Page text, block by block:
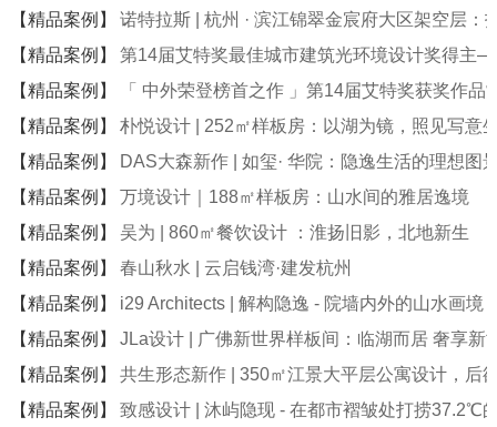
【精品案例】
诺特拉斯 | 杭州 · 滨江锦翠金宸府大区架空层：
【精品案例】
第14届艾特奖最佳城市建筑光环境设计奖得主
【精品案例】
「 中外荣登榜首之作 」第14届艾特奖获奖作品
【精品案例】
朴悦设计 | 252㎡样板房：以湖为镜，照见写意
【精品案例】
DAS大森新作 | 如玺· 华院：隐逸生活的理想图
【精品案例】
万境设计｜188㎡样板房：山水间的雅居逸境
【精品案例】
吴为 | 860㎡餐饮设计 ：淮扬旧影，北地新生
【精品案例】
春山秋水 | 云启钱湾·建发杭州
【精品案例】
i29 Architects | 解构隐逸 - 院墙内外的山水画境
【精品案例】
JLa设计 | 广佛新世界样板间：临湖而居 奢享新
【精品案例】
共生形态新作 | 350㎡江景大平层公寓设计，后
【精品案例】
致感设计 | 沐屿隐现 - 在都市褶皱处打捞37.2℃